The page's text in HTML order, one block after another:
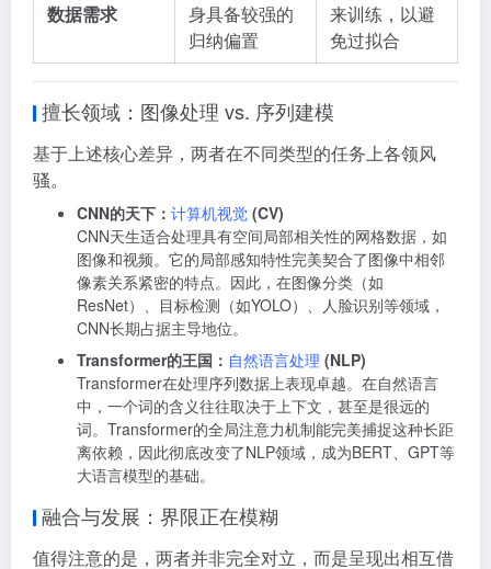
数据需求
身具备较强的
归纳偏置
来训练，以避
免过拟合
擅长领域：图像处理 vs. 序列建模
基于上述核心差异，两者在不同类型的任务上各领风
骚。
CNN的天下： 计算机视觉 (CV)
CNN天生适合处理具有空间局部相关性的网格数据，如
图像和视频。它的局部感知特性完美契合了图像中相邻
像素关系紧密的特点。因此，在图像分类（如
ResNet）、目标检测（如YOLO）、人脸识别等领域，
CNN长期占据主导地位。
Transformer的王国： 自然语言处理 (NLP)
Transformer在处理序列数据上表现卓越。在自然语言
中，一个词的含义往往取决于上下文，甚至是很远的
词。Transformer的全局注意力机制能完美捕捉这种长距
离依赖，因此彻底改变了NLP领域，成为BERT、GPT等
大语言模型的基础。
融合与发展：界限正在模糊
值得注意的是，两者并非完全对立，而是呈现出相互借